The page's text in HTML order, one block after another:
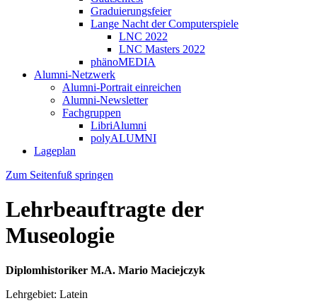
Graduierungsfeier
Lange Nacht der Computerspiele
LNC 2022
LNC Masters 2022
phänoMEDIA
Alumni-Netzwerk
Alumni-Portrait einreichen
Alumni-Newsletter
Fachgruppen
LibriAlumni
polyALUMNI
Lageplan
Zum Seitenfuß springen
Lehrbeauftragte der
Museologie
Diplomhistoriker M.A. Mario Maciejczyk
Lehrgebiet: Latein